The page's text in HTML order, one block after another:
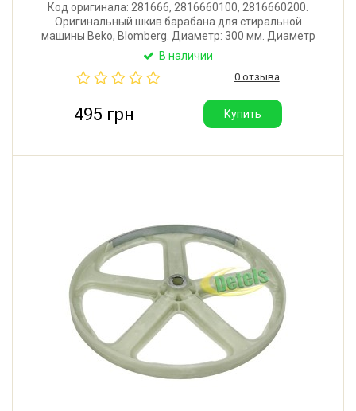
Код оригинала: 281666, 2816660100, 2816660200.
Оригинальный шкив барабана для стиральной
машины Beko, Blomberg. Диаметр: 300 мм. Диаметр
посадочный: 15,5 мм (под шлицы).
В наличии
0 отзыва
495 грн Купить